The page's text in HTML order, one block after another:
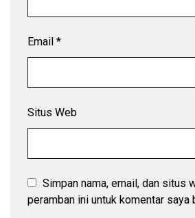
Email *
Situs Web
Simpan nama, email, dan situs
peramban ini untuk komentar saya